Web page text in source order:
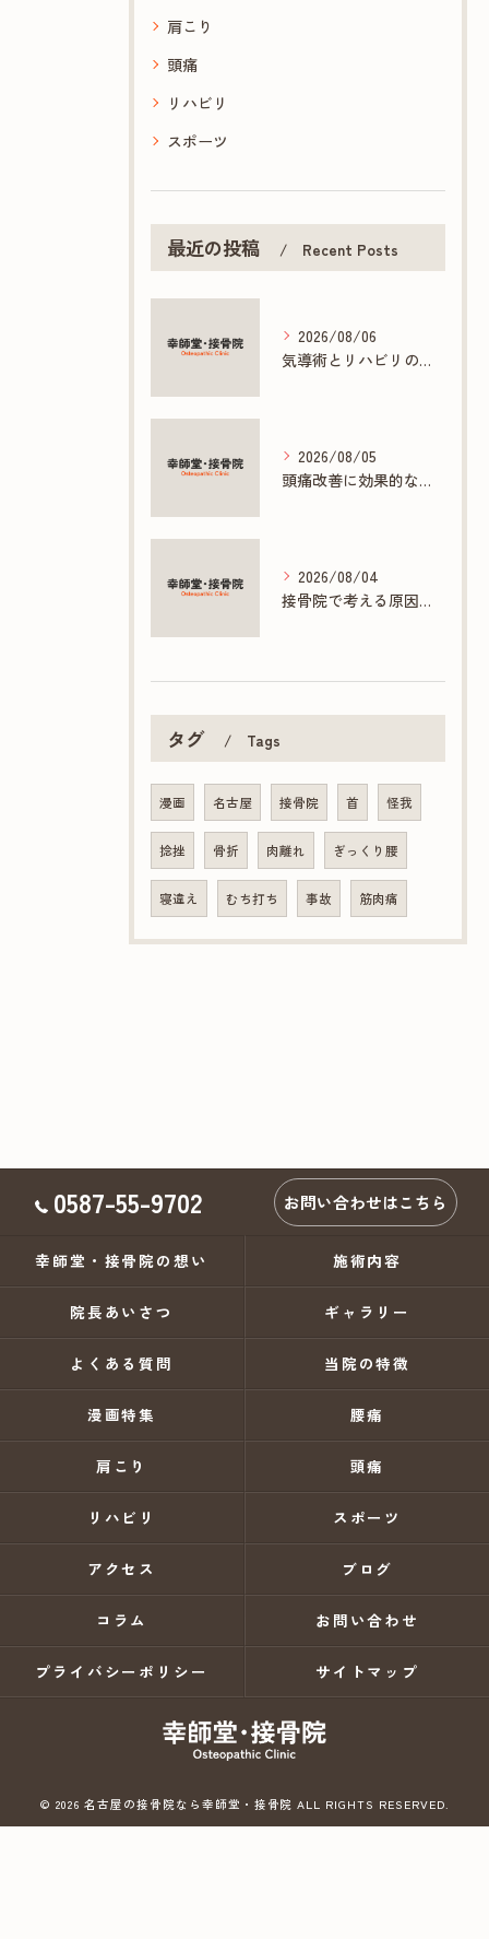
肩こり
頭痛
リハビリ
スポーツ
最近の投稿 Recent Posts
2026/08/06
気導術とリハビリの連携で促す早期回復法
2026/08/05
頭痛改善に効果的な接骨院の多彩な施術方法
2026/08/04
接骨院で考える原因不明の胃痛と胸痛の対策
タグ Tags
漫画 名古屋 接骨院 首 怪我
捻挫 骨折 肉離れ ぎっくり腰
寝違え むち打ち 事故 筋肉痛
0587-55-9702 お問い合わせはこちら
幸師堂・接骨院の想い 施術内容
院長あいさつ ギャラリー
よくある質問 当院の特徴
漫画特集 腰痛
肩こり 頭痛
リハビリ スポーツ
アクセス ブログ
コラム お問い合わせ
プライバシーポリシー サイトマップ
© 2026 名古屋の接骨院なら幸師堂・接骨院 ALL RIGHTS RESERVED.